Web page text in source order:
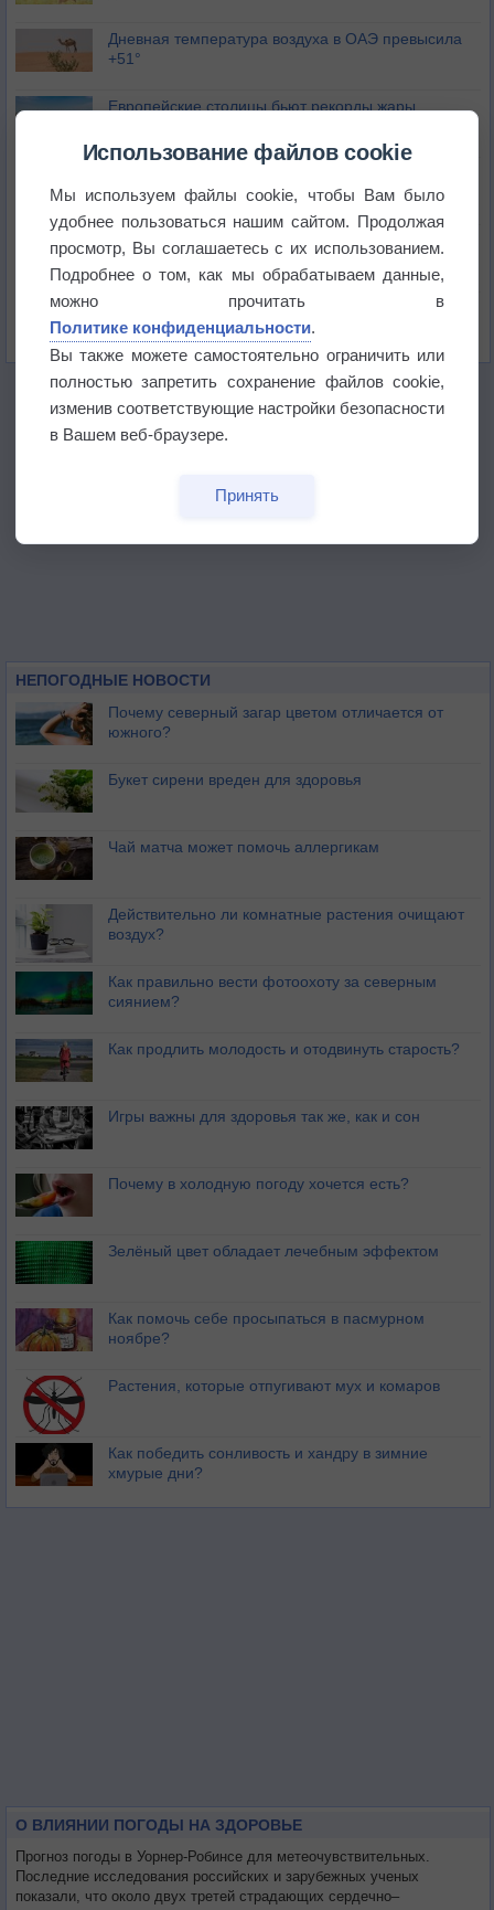
Дневная температура воздуха в ОАЭ превысила
+51°
Европейские столицы бьют рекорды жары
не выпадал дождь
Лето продолжит щедро раздавать своё тепло!
Погода в Екатеринбурге 5 августа
НЕПОГОДНЫЕ НОВОСТИ
Почему северный загар цветом отличается от
южного?
Букет сирени вреден для здоровья
Чай матча может помочь аллергикам
Действительно ли комнатные растения очищают
воздух?
Как правильно вести фотоохоту за северным
сиянием?
Как продлить молодость и отодвинуть старость?
Игры важны для здоровья так же, как и сон
Почему в холодную погоду хочется есть?
Зелёный цвет обладает лечебным эффектом
Как помочь себе просыпаться в пасмурном
ноябре?
Растения, которые отпугивают мух и комаров
Как победить сонливость и хандру в зимние
хмурые дни?
О ВЛИЯНИИ ПОГОДЫ НА ЗДОРОВЬЕ
Прогноз погоды в Уорнер-Робинсе для метеочувствительных.
Последние исследования российских и зарубежных ученых
показали, что около двух третей страдающих сердечно–
Использование файлов cookie
Мы используем файлы cookie, чтобы Вам было
удобнее пользоваться нашим сайтом. Продолжая
просмотр, Вы соглашаетесь с их использованием.
Подробнее о том, как мы обрабатываем данные,
можно прочитать в
Политике конфиденциальности.
Вы также можете самостоятельно ограничить или
полностью запретить сохранение файлов cookie,
изменив соответствующие настройки безопасности
в Вашем веб-браузере.
Принять